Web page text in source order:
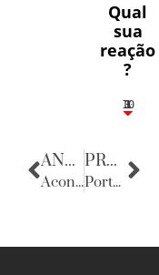
Qual
sua
reação
?
3
1
1
3
10
ANTERIOR
Acontecencias
PRÓXIMA
Porta Retratos